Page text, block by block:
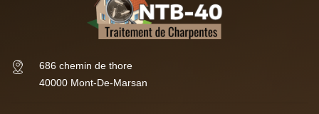
686 chemin de thore
40000 Mont-De-Marsan